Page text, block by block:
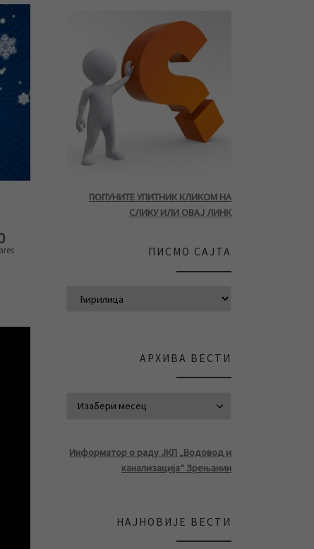
ПОПУНИТЕ УПИТНИК КЛИКОМ НА
СЛИКУ ИЛИ ОВАЈ ЛИНК
ПИСМО САЈТА
АРХИВА ВЕСТИ
Информатор о раду ЈКП „Водовод и
канализација“ Зрењанин
НАЈНОВИЈЕ ВЕСТИ